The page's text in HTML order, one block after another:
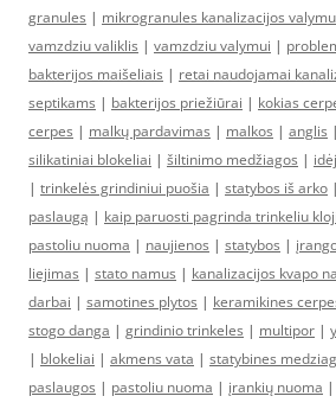
granules | mikrogranules kanalizacijos
vamzdziu valiklis | vamzdziu valymui |
bakterijos maišeliais | retai naudojamai
septikams | bakterijos priežiūrai | kokias
cerpes | malkų pardavimas | malkos | anglis |
silikatiniai blokeliai | šiltinimo medžiagos |
| trinkelės grindiniui puošia | statybos iš arko |
paslaugą | kaip paruosti pagrinda trinkeliu
pastoliu nuoma | naujienos | statybos |
liejimas | stato namus | kanalizacijos kvapo
darbai | samotines plytos | keramikines
stogo danga | grindinio trinkeles | multipor |
| blokeliai | akmens vata | statybines
paslaugos | pastoliu nuoma | įrankių nuoma |